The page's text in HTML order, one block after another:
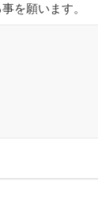
を願います。